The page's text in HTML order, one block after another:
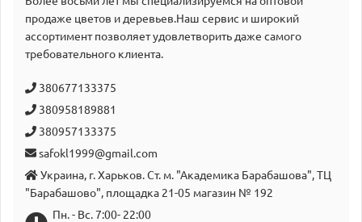
продаже цветов и деревьев.Наш сервис и широкий
аcсортимент позволяет удовлетворить даже самого
требовательного клиента.
380677133375
380958189881
380957133375
safokl1999@gmail.com
Украина, г. Харьков. Ст. м. "Академика Барабашова", ТЦ
"Барабашово", площадка 21-05 магазин № 192
Пн. - Вс. 7:00- 22:00